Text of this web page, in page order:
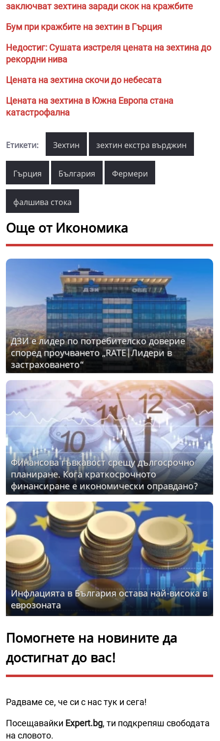
заключват зехтина заради скок на кражбите
Бум при кражбите на зехтин в Гърция
Недостиг: Сушата изстреля цената на зехтина до
рекордни нива
Цената на зехтина скочи до небесата
Цената на зехтина в Южна Европа стана
катастрофална
Етикети: Зехтин зехтин екстра върджин
Гърция България Фермери
фалшива стока
Още от Икономика
ДЗИ е лидер по потребителско доверие
според проучването „RATE|Лидери в
застраховането“
Финансова гъвкавост срещу дългосрочно
планиране. Кога краткосрочното
финансиране е икономически оправдано?
Инфлацията в България остава най-висока в
еврозоната
Помогнете на новините да
достигнат до вас!
Радваме се, че си с нас тук и сега!
Посещавайки Expert.bg, ти подкрепяш свободата
на словото.